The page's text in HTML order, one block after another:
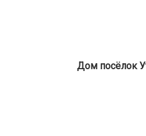
Дом посёлок